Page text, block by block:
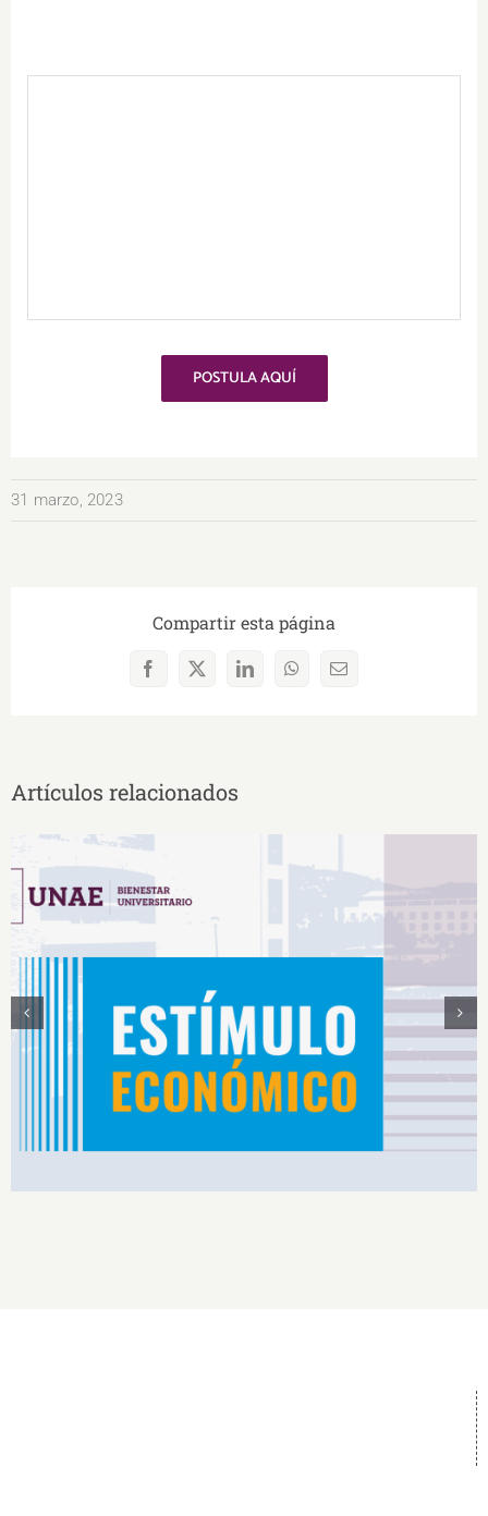
POSTULA AQUÍ
31 marzo, 2023
Compartir esta página
Facebook
X LinkedInWhatsAppCorreo
Artículos relacionados
Estímulos Económicos para Deportistas de Alto
Rendimiento IS2026